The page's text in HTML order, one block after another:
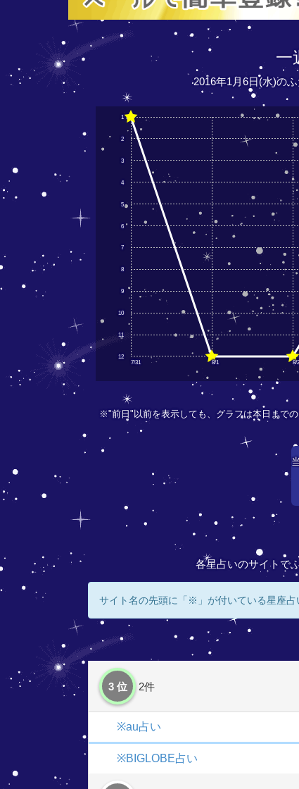
一
2016年1月6日(水)の
7/31 8/1 8/2
12
11
10
9
8
7
6
5
4
3
2
1
※"前日"以前を表示しても、グラフは本日までの
各星占いのサイトで
サイト名の先頭に「※」が付いている星座占
3 位 2件
※au占い
※BIGLOBE占い